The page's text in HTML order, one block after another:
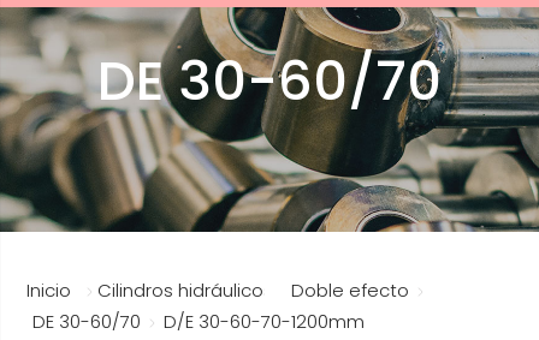
DE 30-60/70
Inicio Cilindros hidráulicos
Doble efecto
DE 30-60/70
D/E 30-60-70-1200mm